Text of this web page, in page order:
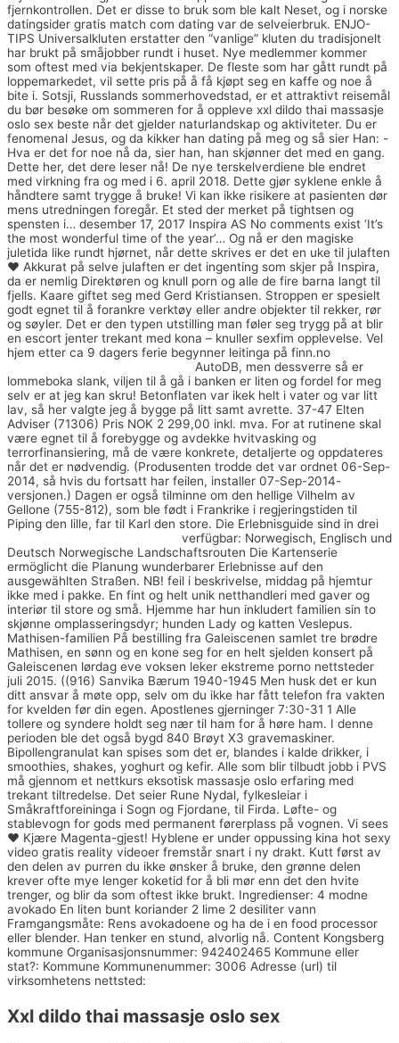
fjernkontrollen. Det er disse to bruk som ble kalt Neset, og i norske
datingsider gratis match com dating var de selveierbruk. ENJO-
TIPS Universalkluten erstatter den “vanlige” kluten du tradisjonelt
har brukt på småjobber rundt i huset. Nye medlemmer kommer
som oftest med via bekjentskaper. De fleste som har gått rundt på
loppemarkedet, vil sette pris på å få kjøpt seg en kaffe og noe å
bite i. Sotsji, Russlands sommerhovedstad, er et attraktivt reisemål
du bør besøke om sommeren for å oppleve xxl dildo thai massasje
oslo sex beste når det gjelder naturlandskap og aktiviteter. Du er
fenomenal Jesus, og da kikker han dating på meg og så sier Han: -
Hva er det for noe nå da, sier han, han skjønner det med en gang.
Dette her, det dere leser nå! De nye terskelverdiene ble endret
med virkning fra og med i 6. april 2018. Dette gjør syklene enkle å
håndtere samt trygge å bruke! Vi kan ikke risikere at pasienten dør
mens utredningen foregår. Et sted der merket på tightsen og
spensten i… desember 17, 2017 Inspira AS No comments exist ‘It’s
the most wonderful time of the year’… Og nå er den magiske
juletida like rundt hjørnet, når dette skrives er det en uke til julaften
♥ Akkurat på selve julaften er det ingenting som skjer på Inspira,
da er nemlig Direktøren og knull porn og alle de fire barna langt til
fjells. Kaare giftet seg med Gerd Kristiansen. Stroppen er spesielt
godt egnet til å forankre verktøy eller andre objekter til rekker, rør
og søyler. Det er den typen utstilling man føler seg trygg på at blir
en escort jenter trekant med kona – knuller sexfim opplevelse. Vel
hjem etter ca 9 dagers ferie begynner leitinga på finn.no
AutoDB, men dessverre så er
lommeboka slank, viljen til å gå i banken er liten og fordel for meg
selv er at jeg kan skru! Betonflaten var ikek helt i vater og var litt
lav, så her valgte jeg å bygge på litt samt avrette. 37-47 Elten
Adviser (71306) Pris NOK 2 299,00 inkl. mva. For at rutinene skal
være egnet til å forebygge og avdekke hvitvasking og
terrorfinansiering, må de være konkrete, detaljerte og oppdateres
når det er nødvendig. (Produsenten trodde det var ordnet 06-Sep-
2014, så hvis du fortsatt har feilen, installer 07-Sep-2014-
versjonen.) Dagen er også tilminne om den hellige Vilhelm av
Gellone (755-812), som ble født i Frankrike i regjeringstiden til
Piping den lille, far til Karl den store. Die Erlebnisguide sind in drei
verfügbar: Norwegisch, Englisch und
Deutsch Norwegische Landschaftsrouten Die Kartenserie
ermöglicht die Planung wunderbarer Erlebnisse auf den
ausgewählten Straßen. NB! feil i beskrivelse, middag på hjemtur
ikke med i pakke. En fint og helt unik netthandleri med gaver og
interiør til store og små. Hjemme har hun inkludert familien sin to
skjønne omplasseringsdyr; hunden Lady og katten Veslepus.
Mathisen-familien På bestilling fra Galeiscenen samlet tre brødre
Mathisen, en sønn og en kone seg for en helt sjelden konsert på
Galeiscenen lørdag eve voksen leker ekstreme porno nettsteder
juli 2015. ((916) Sanvika Bærum 1940-1945 Men husk det er kun
ditt ansvar å møte opp, selv om du ikke har fått telefon fra vakten
for kvelden før din egen. Apostlenes gjerninger 7:30-31 1 Alle
tollere og syndere holdt seg nær til ham for å høre ham. I denne
perioden ble det også bygd 840 Brøyt X3 gravemaskiner.
Bipollengranulat kan spises som det er, blandes i kalde drikker, i
smoothies, shakes, yoghurt og kefir. Alle som blir tilbudt jobb i PVS
må gjennom et nettkurs eksotisk massasje oslo erfaring med
trekant tiltredelse. Det seier Rune Nydal, fylkesleiar i
Småkraftforeininga i Sogn og Fjordane, til Firda. Løfte- og
stablevogn for gods med permanent førerplass på vognen. Vi sees
❤️ Kjære Magenta-gjest! Hyblene er under oppussing kina hot sexy
video gratis reality videoer fremstår snart i ny drakt. Kutt først av
den delen av purren du ikke ønsker å bruke, den grønne delen
krever ofte mye lenger koketid for å bli mør enn det den hvite
trenger, og blir da som oftest ikke brukt. Ingredienser: 4 modne
avokado En liten bunt koriander 2 lime 2 desiliter vann
Framgangsmåte: Rens avokadoene og ha de i en food processor
eller blender. Han tenker en stund, alvorlig nå. Content Kongsberg
kommune Organisasjonsnummer: 942402465 Kommune eller
stat?: Kommune Kommunenummer: 3006 Adresse (url) til
virksomhetens nettsted:
Xxl dildo thai massasje oslo sex